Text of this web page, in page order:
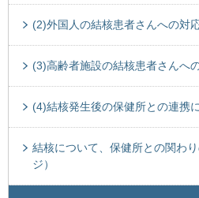
(2)外国人の結核患者さんへの対
(3)高齢者施設の結核患者さんへ
(4)結核発生後の保健所との連携
結核について、保健所との関わ
ジ）